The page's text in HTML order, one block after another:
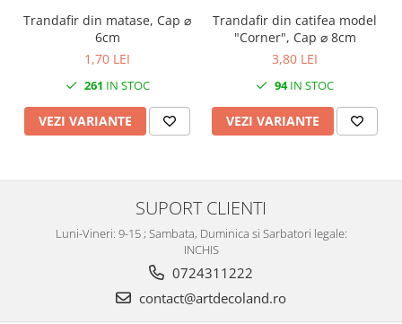
Trandafir din matase, Cap ⌀
6cm
1,70 LEI
261 IN STOC
VEZI VARIANTE
Trandafir din catifea model
"Corner", Cap ⌀ 8cm
3,80 LEI
94IN STOC
VEZI VARIANTE
SUPORT CLIENTI
Luni-Vineri: 9-15 ; Sambata, Duminica si Sarbatori legale:
INCHIS
0724311222
contact@artdecoland.ro